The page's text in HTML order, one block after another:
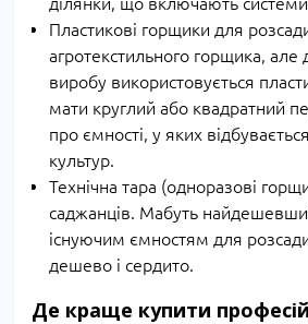
Пластикові горщики для
агротекстильного горщика, але
виробу використовується
мати круглий або квадратний
про ємності, у яких
культур.
Технічна тара (одноразові
саджанців. Мабуть
існуючим ємностям для
дешево і сердито.
Де краще купити